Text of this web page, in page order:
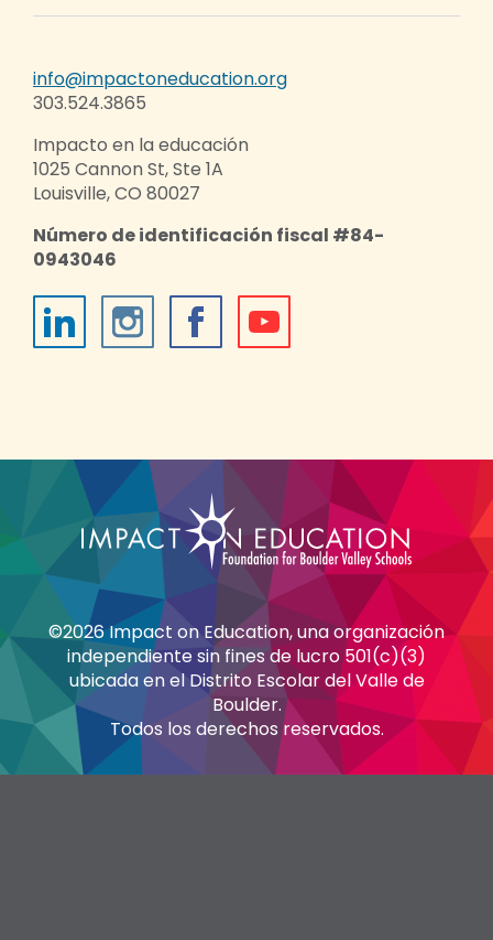
info@impactoneducation.org
303.524.3865
Impacto en la educación
1025 Cannon St, Ste 1A
Louisville, CO 80027
Número de identificación fiscal #84-
0943046
©2026 Impact on Education, una organización
independiente sin fines de lucro 501(c)(3)
ubicada en el Distrito Escolar del Valle de
Boulder.
Todos los derechos reservados.